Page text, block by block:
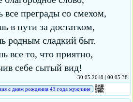
преграды со смехом,
в пути за достатком,
родным сладкий быт.
все то, что приятно,
себе сытый вид!
30.05.2018 | 00:05:38
с днем рождения 43 года мужчине